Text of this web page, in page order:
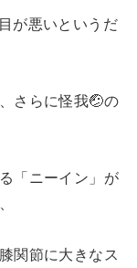
が悪いというだ
さらに怪我🤕の
「ニーイン」が
関節に大きなス